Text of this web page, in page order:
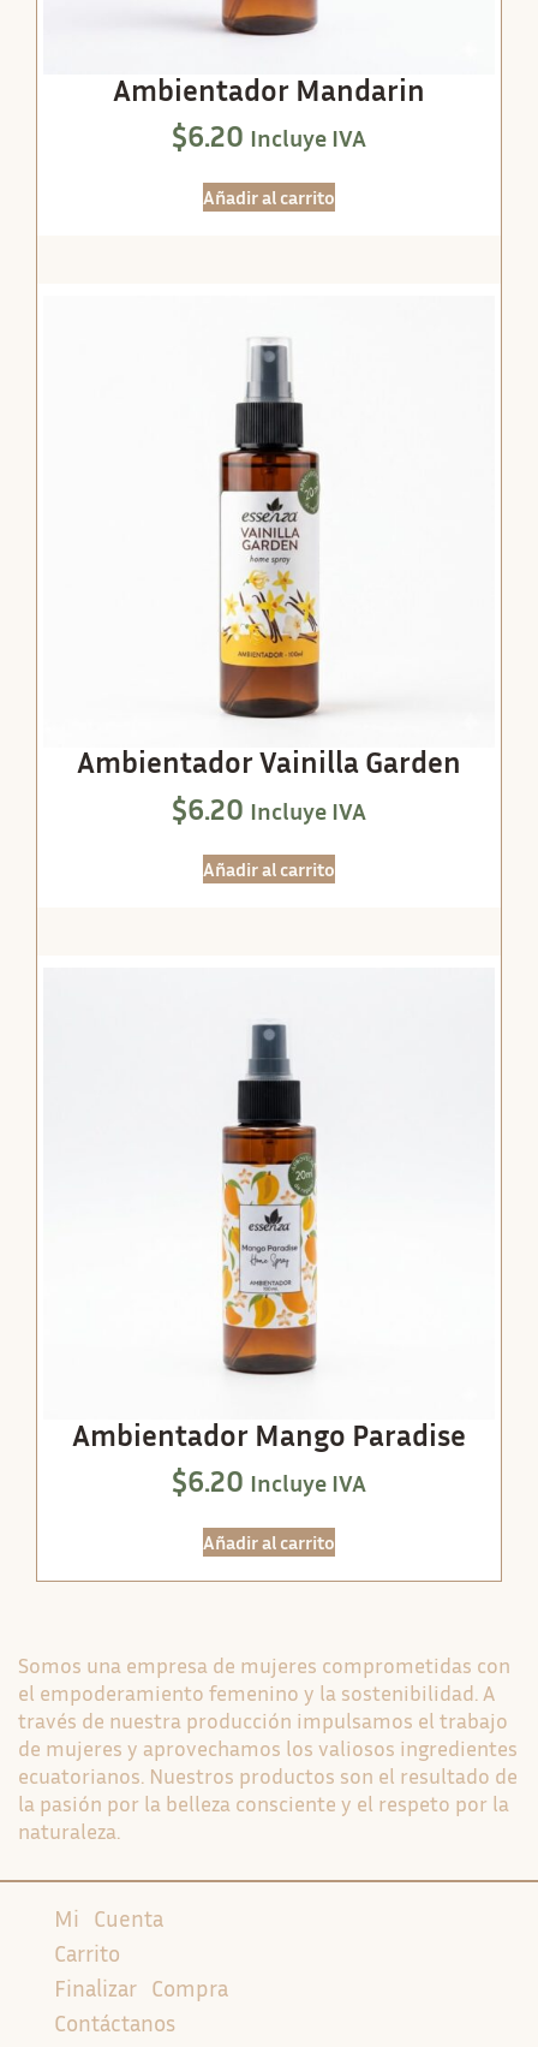
Ambientador Mandarin
$6.20 Incluye IVA
Añadir al carrito
Ambientador Vainilla Garden
$6.20 Incluye IVA
Añadir al carrito
Ambientador Mango Paradise
$6.20 Incluye IVA
Añadir al carrito
Somos una empresa de mujeres comprometidas con
el empoderamiento femenino y la sostenibilidad. A
través de nuestra producción impulsamos el trabajo
de mujeres y aprovechamos los valiosos ingredientes
ecuatorianos. Nuestros productos son el resultado de
la pasión por la belleza consciente y el respeto por la
naturaleza.
Mi Cuenta
Carrito
Finalizar Compra
Contáctanos